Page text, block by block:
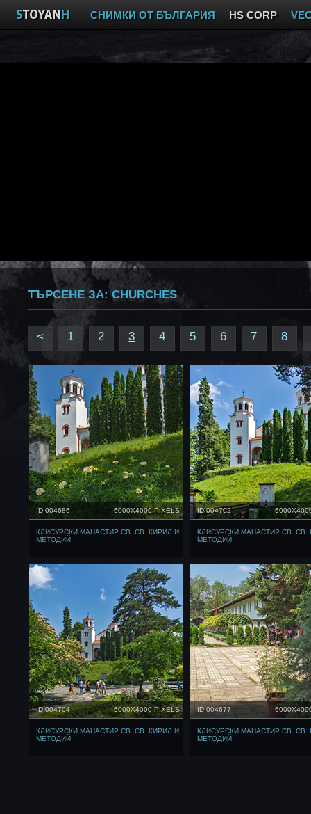
СНИМКИ ОТ БЪЛГАРИЯ HS CORP
ТЪРСЕНЕ ЗА:CHURCHES
< 1 2 3 4 5 6 7 8
ID 004686 6000X4000 PIXELS
КЛИСУРСКИ МАНАСТИР СВ. СВ. КИРИЛ И
МЕТОДИЙ
ID 004702
КЛИСУРСКИ МАНАСТИР СВ. СВ.
МЕТОДИЙ
ID 004704 6000X4000 PIXELS
КЛИСУРСКИ МАНАСТИР СВ. СВ. КИРИЛ И
МЕТОДИЙ
ID 004677
КЛИСУРСКИ МАНАСТИР СВ. СВ.
МЕТОДИЙ